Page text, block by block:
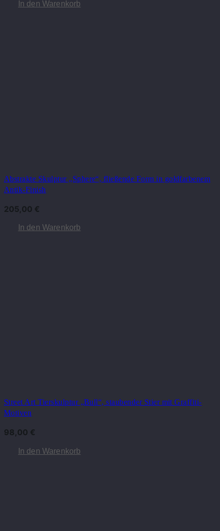
In den Warenkorb
Abstrakte Skulptur „Sphere“, fließende Form in goldfarbenem
Antik-Finish
205,00 €
In den Warenkorb
Street Art Tierskulptur „Bull“, staubender Stier mit Graffiti-
Motiven
98,00 €
In den Warenkorb